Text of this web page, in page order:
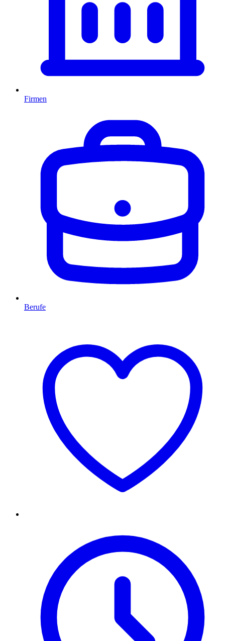
Firmen
Berufe